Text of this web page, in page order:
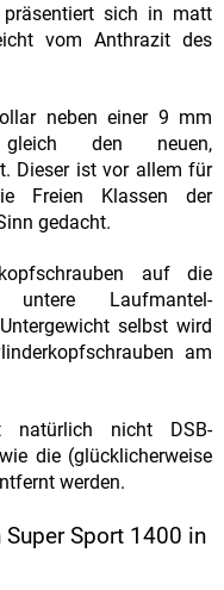
präsentiert sich in matt
vom Anthrazit des
neben einer 9 mm
gleich den neuen,
Dieser ist vor allem für
Freien Klassen der
gedacht.
auf die
untere Laufmantel-
selbst wird
am
natürlich nicht DSB-
die (glücklicherweise
werden.
Sport 1400 in